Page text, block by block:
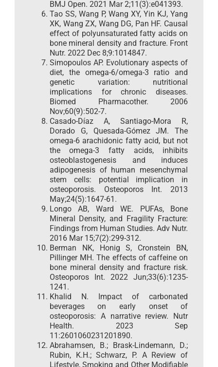
BMJ Open. 2021 Mar 2;11(3):e041393.
Tao SS, Wang P, Wang XY, Yin KJ, Yang
XK, Wang ZX, Wang DG, Pan HF. Causal
effect of polyunsaturated fatty acids on
bone mineral density and fracture. Front
Nutr. 2022 Dec 8;9:1014847.
Simopoulos AP. Evolutionary aspects of
diet, the omega-6/omega-3 ratio and
genetic variation: nutritional
implications for chronic diseases.
Biomed Pharmacother. 2006
Nov;60(9):502-7.
Casado-Díaz A, Santiago-Mora R,
Dorado G, Quesada-Gómez JM. The
omega-6 arachidonic fatty acid, but not
the omega-3 fatty acids, inhibits
osteoblastogenesis and induces
adipogenesis of human mesenchymal
stem cells: potential implication in
osteoporosis. Osteoporos Int. 2013
May;24(5):1647-61.
Longo AB, Ward WE. PUFAs, Bone
Mineral Density, and Fragility Fracture:
Findings from Human Studies. Adv Nutr.
2016 Mar 15;7(2):299-312.
Berman NK, Honig S, Cronstein BN,
Pillinger MH. The effects of caffeine on
bone mineral density and fracture risk.
Osteoporos Int. 2022 Jun;33(6):1235-
1241.
Khalid N. Impact of carbonated
beverages on early onset of
osteoporosis: A narrative review. Nutr
Health. 2023 Sep
11:2601060231201890.
Abrahamsen, B.; Brask-Lindemann, D.;
Rubin, K.H.; Schwarz, P. A Review of
Lifestyle, Smoking and Other Modifiable